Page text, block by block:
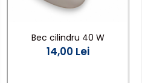
Bec cilindru 40 W
14,00 Lei